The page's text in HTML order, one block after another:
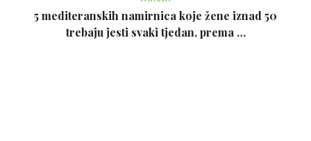
5 mediteranskih namirnica koje žene iznad 50
trebaju jesti svaki tjedan, prema …